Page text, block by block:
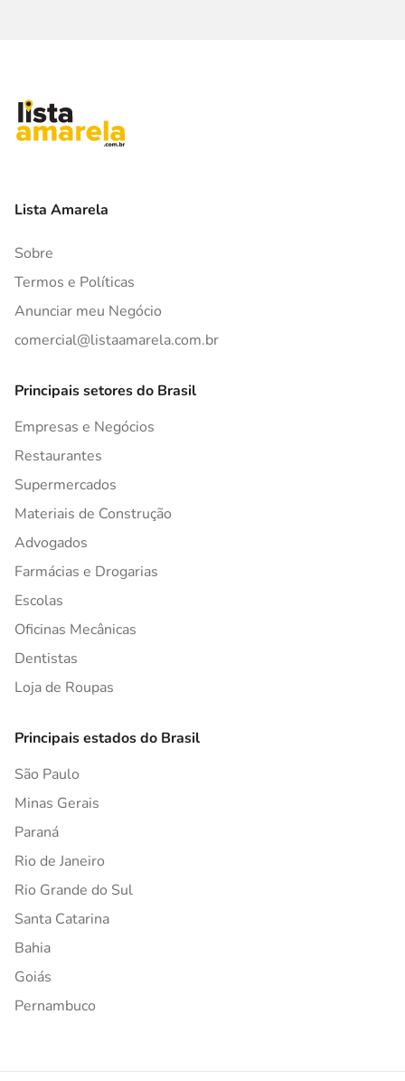
Lista Amarela
Sobre
Termos e Políticas
Anunciar meu Negócio
comercial@listaamarela.com.br
Principais setores do Brasil
Empresas e Negócios
Restaurantes
Supermercados
Materiais de Construção
Advogados
Farmácias e Drogarias
Escolas
Oficinas Mecânicas
Dentistas
Loja de Roupas
Principais estados do Brasil
São Paulo
Minas Gerais
Paraná
Rio de Janeiro
Rio Grande do Sul
Santa Catarina
Bahia
Goiás
Pernambuco